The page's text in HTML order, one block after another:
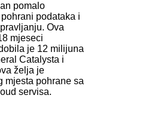
pomalo
podataka i
Ova
mjeseci
je 12 milijuna
Catalysta i
želja je
mjesta pohrane sa
servisa.